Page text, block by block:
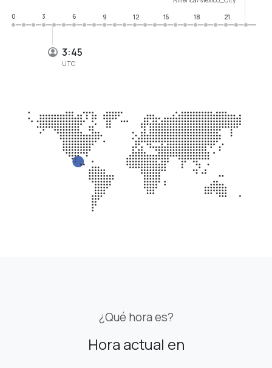
3:45
UTC
0
3 6 9 12 15 18 21
¿Qué hora es?
Hora actual en